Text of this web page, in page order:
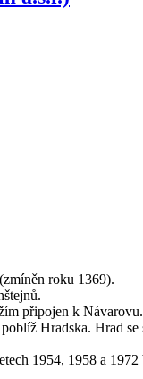
roku 1369).
připojen k
Hradska. Hrad
1954, 1958 a